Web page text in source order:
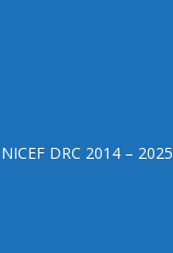
DRC 2014 – 2025